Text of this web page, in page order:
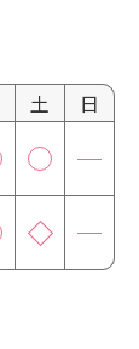
土
日